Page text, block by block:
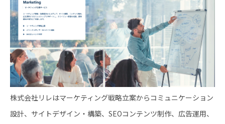
株式会社リレはマーケティング戦略立案からコミュニケーション
設計、サイトデザイン・構築、SEOコンテンツ制作、広告運用、